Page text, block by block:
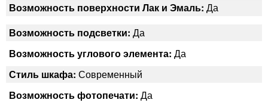
Возможность поверхности Лак и Эмаль: Да
Возможность подсветки: Да
Возможность углового элемента: Да
Стиль шкафа: Современный
Возможность фотопечати: Да